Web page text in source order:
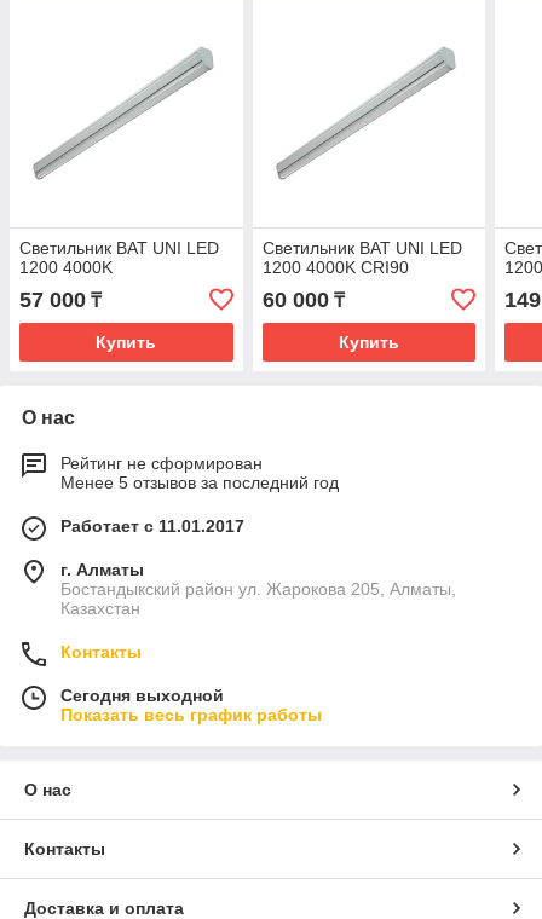
Светильник BAT UNI LED
1200 4000K
57 000 ₸
Купить
Светильник BAT UNI LED
1200 4000K CRI90
60 000₸
Купить
О нас
Рейтинг не сформирован
Менее 5 отзывов за последний год
Работает с 11.01.2017
г. Алматы
Бостандыкский район ул. Жарокова 205, Алматы,
Казахстан
Контакты
Сегодня выходной
Показать весь график работы
О нас
Контакты
Доставка и оплата